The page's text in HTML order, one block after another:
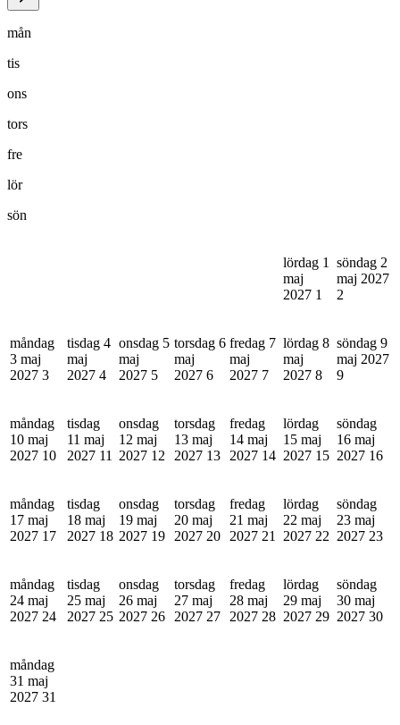
mån
tis
ons
tors
fre
lör
sön
lördag 1
maj
2027 1
söndag 2
maj 2027
2
måndag
3 maj
2027 3
tisdag 4
maj
2027 4
onsdag 5
maj
2027 5
torsdag 6
maj
2027 6
fredag 7
maj
2027 7
lördag 8
maj
2027 8
söndag 9
maj 2027
9
måndag
10 maj
2027 10
tisdag
11 maj
2027 11
onsdag
12 maj
2027 12
torsdag
13 maj
2027 13
fredag
14 maj
2027 14
lördag
15 maj
2027 15
söndag
16 maj
2027 16
måndag
17 maj
2027 17
tisdag
18 maj
2027 18
onsdag
19 maj
2027 19
torsdag
20 maj
2027 20
fredag
21 maj
2027 21
lördag
22 maj
2027 22
söndag
23 maj
2027 23
måndag
24 maj
2027 24
tisdag
25 maj
2027 25
onsdag
26 maj
2027 26
torsdag
27 maj
2027 27
fredag
28 maj
2027 28
lördag
29 maj
2027 29
söndag
30 maj
2027 30
måndag
31 maj
2027 31